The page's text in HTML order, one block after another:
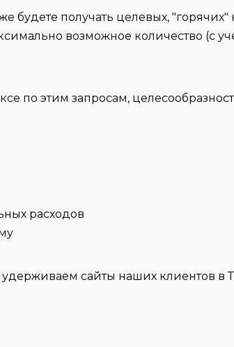
получать целевых, "горячих"
возможное количество (с
по этим запросам,
расходов
сайты наших клиентов в